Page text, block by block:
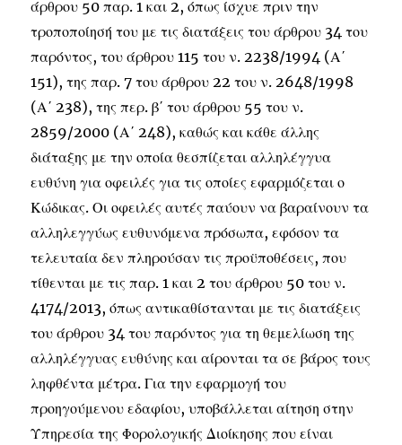
άρθρου 50 παρ. 1 και 2, όπως ίσχυε πριν την
τροποποίησή του με τις διατάξεις του άρθρου 34 του
παρόντος, του άρθρου 115 του ν. 2238/1994 (Α΄
151), της παρ. 7 του άρθρου 22 του ν. 2648/1998
(Α΄ 238), της περ. β΄ του άρθρου 55 του ν.
2859/2000 (Α΄ 248), καθώς και κάθε άλλης
διάταξης με την οποία θεσπίζεται αλληλέγγυα
ευθύνη για οφειλές για τις οποίες εφαρμόζεται ο
Κώδικας. Οι οφειλές αυτές παύουν να βαραίνουν τα
αλληλεγγύως ευθυνόμενα πρόσωπα, εφόσον τα
τελευταία δεν πληρούσαν τις προϋποθέσεις, που
τίθενται με τις παρ. 1 και 2 του άρθρου 50 του ν.
4174/2013, όπως αντικαθίστανται με τις διατάξεις
του άρθρου 34 του παρόντος για τη θεμελίωση της
αλληλέγγυας ευθύνης και αίρονται τα σε βάρος τους
ληφθέντα μέτρα. Για την εφαρμογή του
προηγούμενου εδαφίου, υποβάλλεται αίτηση στην
Υπηρεσία της Φορολογικής Διοίκησης που είναι